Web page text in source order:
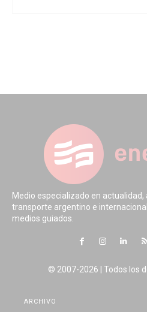
Medio especializado en actualidad,
transporte argentino e
medios guiados.
© 2007-2026 | Todos los
ARCHIVO